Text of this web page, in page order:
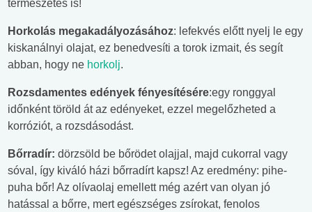
természetes is!
Horkolás megakadályozásához: lefekvés előtt nyelj le egy
kiskanálnyi olajat, ez benedvesíti a torok izmait, és segít
abban, hogy ne horkolj.
Rozsdamentes edények fényesítésére:egy ronggyal
időnként töröld át az edényeket, ezzel megelőzheted a
korróziót, a rozsdásodást.
Bőrradír: dörzsöld be bőrödet olajjal, majd cukorral vagy
sóval, így kiváló házi bőrradírt kapsz! Az eredmény: pihe-
puha bőr! Az olívaolaj emellett még azért van olyan jó
hatással a bőrre, mert egészséges zsírokat, fenolos